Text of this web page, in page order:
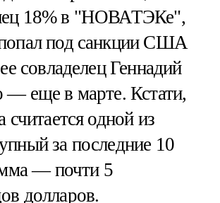
18% в "НОВАТЭКе",
под санкции США
совладелец Геннадий
— еще в марте. Кстати,
считается одной из
за последние 10
— почти 5
долларов.